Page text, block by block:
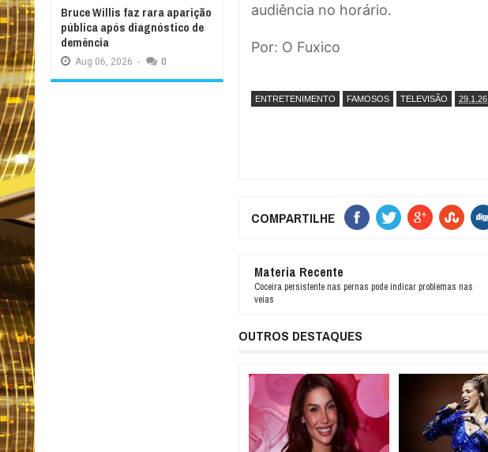
audiência no horário.
Por: O Fuxico
ENTRETENIMENTO FAMOSOS TELEVISÃO 29.1.26
COMPARTILHE
Materia Recente
Coceira persistente nas pernas pode indicar problemas nas
veias
OUTROS DESTAQUES
Bruce Willis faz rara aparição
pública após diagnóstico de
demência
Aug 06, 2026 - 0